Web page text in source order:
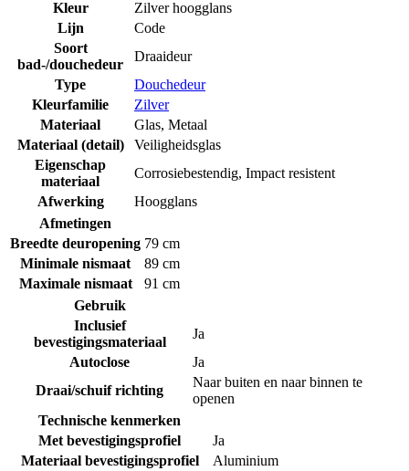
Kleur
Zilver hoogglans
Lijn
Code
Soort
bad-/douchedeur
Draaideur
Type
Douchedeur
Kleurfamilie
Zilver
Materiaal
Glas, Metaal
Materiaal (detail)
Veiligheidsglas
Eigenschap
materiaal
Corrosiebestendig, Impact resistent
Afwerking
Hoogglans
Afmetingen
Breedte deuropening 79 cm
Minimale nismaat
89 cm
Maximale nismaat
91 cm
Gebruik
Inclusief
bevestigingsmateriaal
Ja
Autoclose
Ja
Draai/schuif richting
Naar buiten en naar binnen te
openen
Technische kenmerken
Met bevestigingsprofiel
Ja
Materiaal bevestigingsprofiel
Aluminium